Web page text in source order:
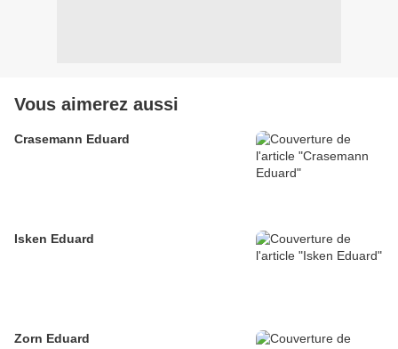
Vous aimerez aussi
Crasemann Eduard
Isken Eduard
Zorn Eduard